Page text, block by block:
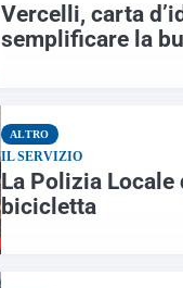
Vercelli, carta
semplificare la
ALTRO
IL SERVIZIO
La Polizia
bicicletta